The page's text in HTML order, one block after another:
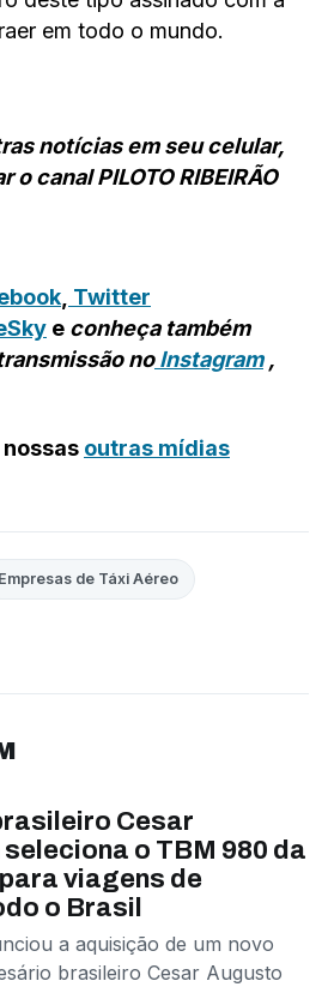
em todo o mundo.
notícias em seu celular,
o canal PILOTO RIBEIRÃO
, Twitter
e conheça também
noInstagram,
outras mídias
Empresas de Táxi Aéreo
Cesar
o TBM 980 da
viagens de
o Brasil
a aquisição de um novo
brasileiro Cesar Augusto